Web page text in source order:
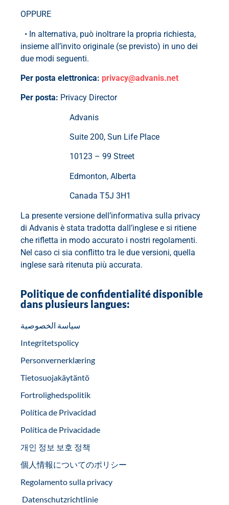
OPPURE
• In alternativa, può inoltrare la propria richiesta,
insieme all’invito originale (se previsto) in uno dei
due modi seguenti.
Per posta elettronica: privacy@advanis.net
Per posta: Privacy Director
Advanis
Suite 200, Sun Life Place
10123 – 99 Street
Edmonton, Alberta
Canada T5J 3H1
La presente versione dell’informativa sulla privacy
di Advanis è stata tradotta dall’inglese e si ritiene
che rifletta in modo accurato i nostri regolamenti.
Nel caso ci sia conflitto tra le due versioni, quella
inglese sarà ritenuta più accurata.
Politique de confidentialité disponible
dans plusieurs langues:
سياسة الخصوصية
Integritetspolicy
Personvernerklæring
Tietosuojakäytäntö
Fortrolighedspolitik
Política de Privacidad
Política de Privacidade
개인 정보 보호 정책
個人情報についてのポリシー
Regolamento sulla privacy
Datenschutzrichtlinie